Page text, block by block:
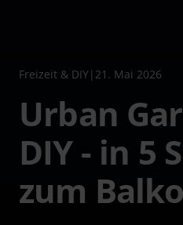
Freizeit & DIY| 21. Mai 2026
Urban
DIY - in 5
zum